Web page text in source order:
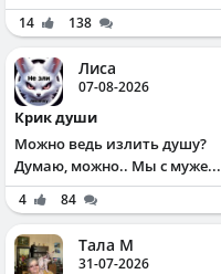
14 138
Лиса
07-08-2026
Крик души
Можно ведь излить душу?
Думаю, можно.. Мы с муже...
4 84
Тала М
31-07-2026